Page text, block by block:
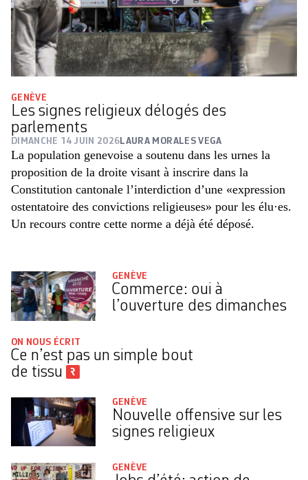
GENÈVE
Les signes religieux délogés des
parlements
DIMANCHE 14 JUIN 2026 LAURA MORALES VEGA
La population genevoise a soutenu dans les urnes la
proposition de la droite visant à inscrire dans la
Constitution cantonale l’interdiction d’une «expression
ostentatoire des convictions religieuses» pour les élu·es.
Un recours contre cette norme a déjà été déposé.
GENÈVE
Commerce: oui à
l’ouverture des dimanches
ON NOUS ÉCRIT
Ce n’est pas un simple bout
de tissu
GENÈVE
Nouvelle offensive sur les
signes religieux
GENÈVE